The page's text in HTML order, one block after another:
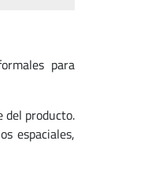
para
del producto.
espaciales,